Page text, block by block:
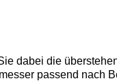
dabei die
passend nach